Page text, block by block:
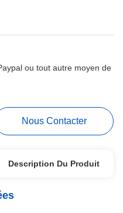
ou tout autre moyen de
Nous Contacter
Description Du Produit